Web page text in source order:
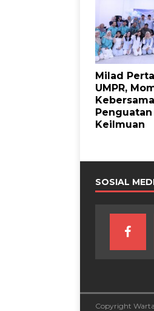
Milad
UMPR,
Keilmuan
SOSIAL
Copyright